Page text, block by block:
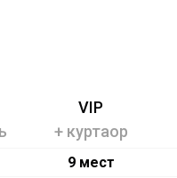
VIP
+ куртаор
9 мест